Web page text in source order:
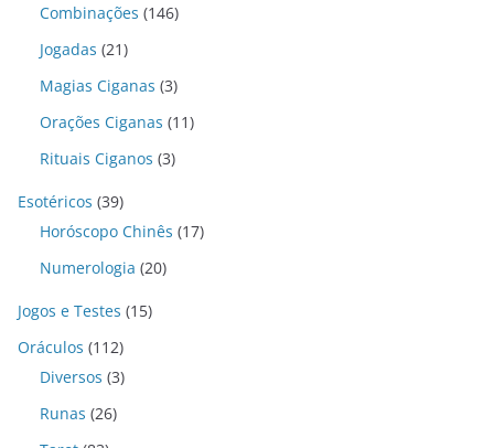
Combinações (146)
Jogadas (21)
Magias Ciganas (3)
Orações Ciganas (11)
Rituais Ciganos (3)
Esotéricos (39)
Horóscopo Chinês (17)
Numerologia (20)
Jogos e Testes (15)
Oráculos (112)
Diversos (3)
Runas (26)